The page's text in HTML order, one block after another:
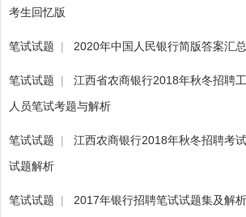
考生回忆版
笔试试题 | 2020年中国人民银行简版答案汇总
笔试试题 |
江西省农商银行2018年秋冬招聘
人员笔试考题与解析
笔试试题 |
江西农商银行2018年秋冬招聘考
试题解析
笔试试题 | 2017年银行招聘笔试试题集及解析